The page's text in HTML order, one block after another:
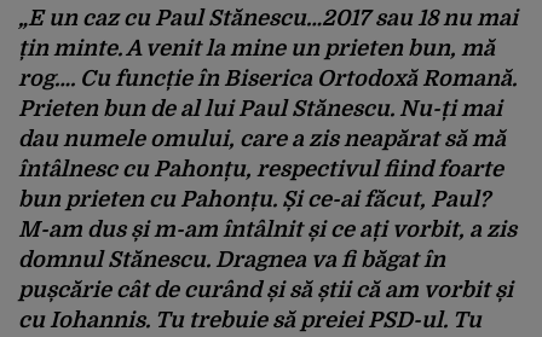
„E un caz cu Paul Stănescu…2017 sau 18 nu mai
țin minte. A venit la mine un prieten bun, mă
rog…. Cu funcție în Biserica Ortodoxă Romană.
Prieten bun de al lui Paul Stănescu. Nu-ți mai
dau numele omului, care a zis neapărat să mă
întâlnesc cu Pahonțu, respectivul fiind foarte
bun prieten cu Pahonțu. Și ce-ai făcut, Paul?
M-am dus și m-am întâlnit și ce ați vorbit, a zis
domnul Stănescu. Dragnea va fi băgat în
pușcărie cât de curând și să știi că am vorbit și
cu Iohannis. Tu trebuie să preiei PSD-ul. Tu